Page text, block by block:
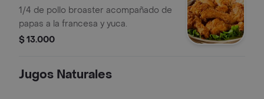
1/4 de pollo broaster acompañado de
papas a la francesa y yuca.
$ 13.000
Jugos Naturales